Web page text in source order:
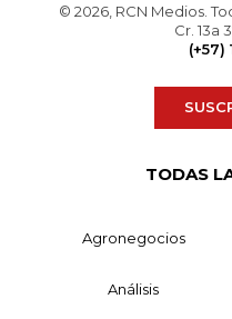
© 2026, RCN Medios.
Cr. 13a
(+57)
TODAS
Agronegocios
Análisis